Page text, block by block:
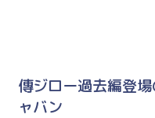
傳ジロー過去編登
ャバン